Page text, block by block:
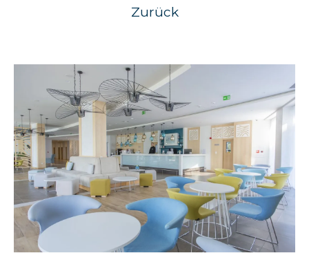
All Inclusive
Service
Tagungen & Events
Hochzeiten
Aktivitäten
Strand & Pools
Angebote
Galerie
Kontakte
Zurück